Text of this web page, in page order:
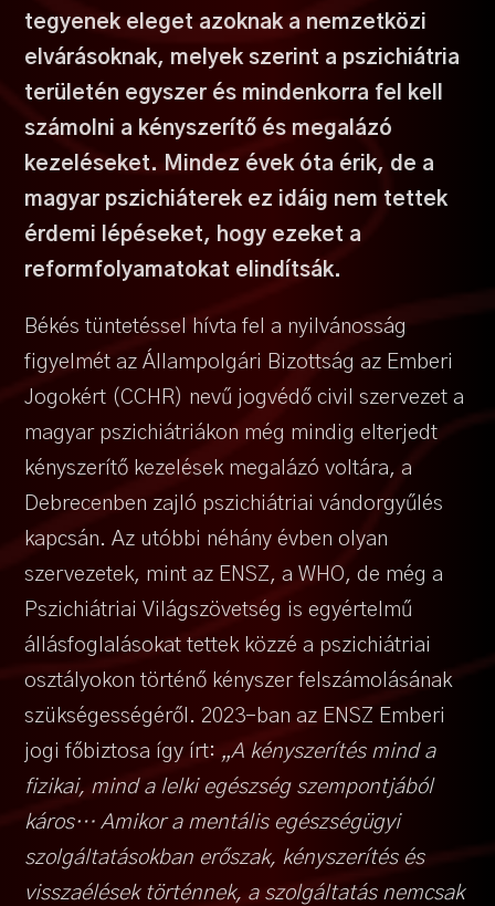
tegyenek eleget azoknak a nemzetközi
elvárásoknak, melyek szerint a pszichiátria
területén egyszer és mindenkorra fel kell
számol ni a kényszerítő és megalázó
kezeléseket. Mindez évek óta érik, de a
magyar pszichiáterek ez idáig nem tettek
érdemi lépéseket, hogy ezeket a
reformfolyamatokat elindítsák.
Békés tüntetéssel hívta fel a nyilvánosság
figyelmét az Állampolgári Bizottság az Emberi
Jogokért (CCHR) nevű jogvédő civil szervezet a
magyar pszichiátriákon még mindig elterjedt
kényszerítő kezelések megalázó voltára, a
Debrecenben zajló pszichiátriai vándorgyűlés
kapcsán. Az utóbbi néhány évben olyan
szervezetek, mint az ENSZ, a WHO, de még a
Pszichiátriai Világszövetség is egyértelmű
állásfoglalásokat tettek közzé a pszichiátriai
osztályokon történő kényszer felszámolásának
szükségességéről. 2023-ban az ENSZ Emberi
jogi főbiztosa így írt: „A kényszerítés mind a
fizikai, mind a lelki egészség szempontjából
káros… Amikor a mentális egészségügyi
szolgáltatásokban erőszak, kényszerítés és
visszaélések történnek, a szolgáltatás nemcsak